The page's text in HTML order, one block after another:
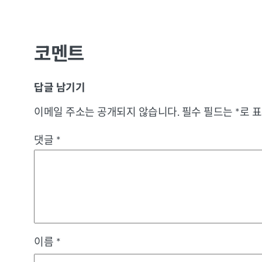
코멘트
답글 남기기
이메일 주소는 공개되지 않습니다. 필수 필드는 *로
댓글 *
이름 *